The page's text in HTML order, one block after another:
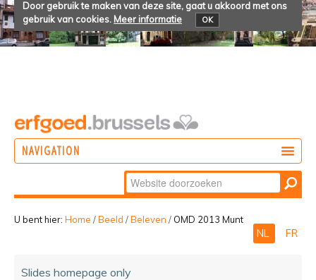
Door gebruik te maken van deze site, gaat u akkoord met ons
gebruik van cookies. Meer informatie OK
NAVIGATION
Zoek
Geavanceerd
zoeken...
U bent hier: Home /Beeld /Beleven / OMD 2013 Munt
NL FR
Slides homepage only